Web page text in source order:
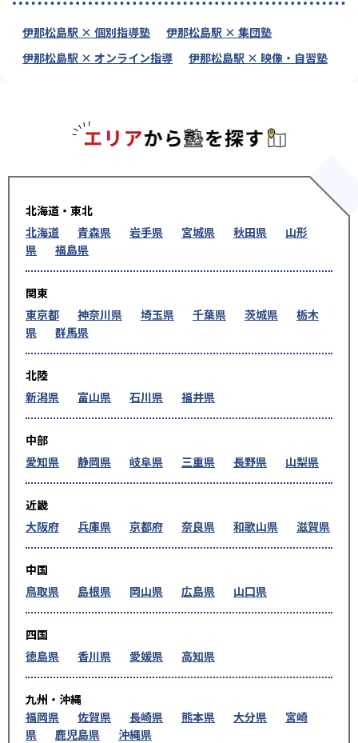
伊那松島駅 × 個別指導塾
伊那松島駅 × 集団塾
伊那松島駅 × オンライン指導
伊那松島駅 × 映像・自習塾
北海道・東北
北海道
青森県 岩手県 宮城県 秋田県
山形
県
福島県
関東
東京都
神奈川県 埼玉県 千葉県 茨城県
栃木
県
群馬県
北陸
新潟県
富山県 石川県 福井県
中部
愛知県
静岡県 岐阜県 三重県 長野県 山梨県
近畿
大阪府
兵庫県 京都府 奈良県 和歌山県 滋賀県
中国
鳥取県
島根県 岡山県 広島県 山口県
四国
徳島県
香川県 愛媛県 高知県
九州・沖縄
福岡県
佐賀県 長崎県 熊本県 大分県
宮崎
県
鹿児島県 沖縄県